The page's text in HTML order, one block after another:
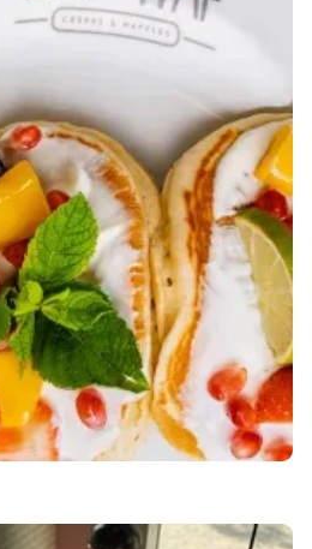
INOVACE,
OCHUTNAT!